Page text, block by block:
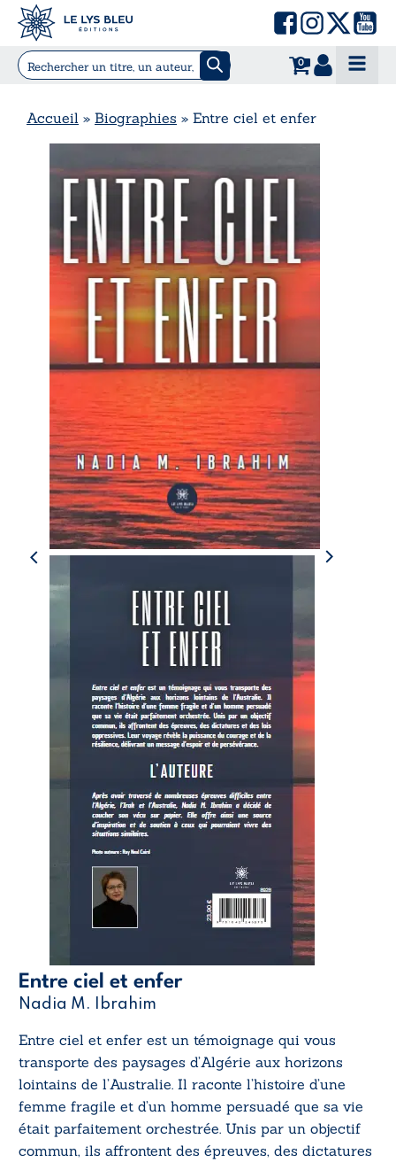
0
Accueil » Biographies » Entre ciel et enfer
Entre ciel et enfer
Nadia M. Ibrahim
Entre ciel et enfer est un témoignage qui vous
transporte des paysages d’Algérie aux horizons
lointains de l’Australie. Il raconte l’histoire d’une
femme fragile et d’un homme persuadé que sa vie
était parfaitement orchestrée. Unis par un objectif
commun, ils affrontent des épreuves, des dictatures